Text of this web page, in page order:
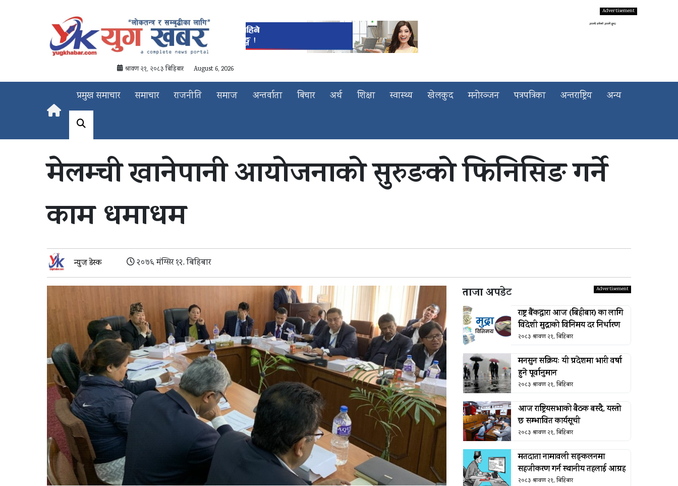
श्रावण २१, २०८३ बिहिबार August 6, 2026
प्रमुख समाचार समाचार राजनीति समाज अन्तर्वाता बिचार अर्थ शिक्षा स्वास्थ्य खेलकुद मनोरञ्जन पत्रपत्रिका अन्तराष्ट्रिय अन्य
मेलम्ची खानेपानी आयोजनाको सुरुङको फिनिसिङ गर्ने
काम धमाधम
न्युज डेस्क २०७६ मंग्सिर १२, बिहिबार
ताजा अपडेट
राष्ट्र बैंकद्धारा आज (बिहीबार) का लागि
विदेशी मुद्राको विनिमय दर निर्धारण
२०८३ श्रावण २१, बिहिबार
मनसुन सक्रियः यी प्रदेशमा भारी वर्षा
हुने पूर्वानुमान
२०८३ श्रावण २१, बिहिबार
आज राष्ट्रियसभाको बैठक बस्दै, यस्तो
छ सम्भावित कार्यसूची
२०८३ श्रावण २१, बिहिबार
मतदाता नामावली सङ्कलनमा
सहजीकरण गर्न स्थानीय तहलाई आग्रह
२०८३ श्रावण २१, बिहिबार